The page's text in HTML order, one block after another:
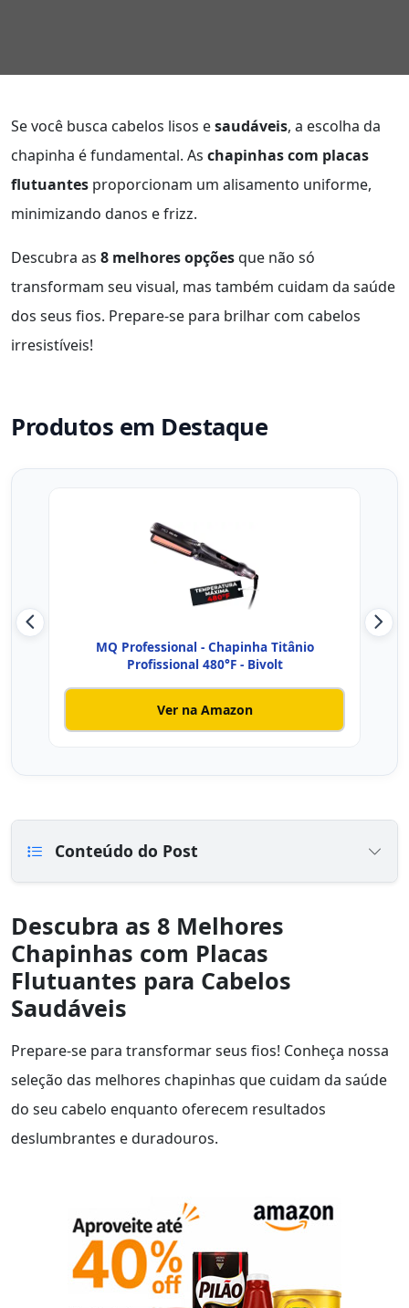
Se você busca cabelos lisos esaudáveis, a escolha da
chapinha é fundamental. As chapinhas com placas
flutuantes proporcionam um alisamento uniforme,
minimizando danos e frizz.
Descubra as 8 melhores opçõesque não só
transformam seu visual, mas também cuidam da saúde
dos seus fios. Prepare-se para brilhar com cabelos
irresistíveis!
Produtos em Destaque
MQ Professional - Chapinha Titânio
Profissional 480°F - Bivolt
Ver na Amazon
Conteúdo do Post
Descubra as 8 Melhores
Chapinhas com Placas
Flutuantes para Cabelos
Saudáveis
Prepare-se para transformar seus fios! Conheça nossa
seleção das melhores chapinhas que cuidam da saúde
do seu cabelo enquanto oferecem resultados
deslumbrantes e duradouros.